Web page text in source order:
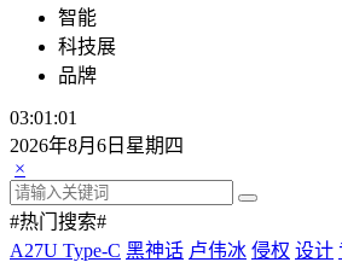
智能
科技展
品牌
03:01:02
2026年8月6日星期四
×
#热门搜索#
A27U Type-C 黑神话 卢伟冰 侵权 设计